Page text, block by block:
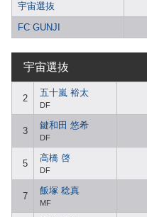
宇宙選抜
FC GUNJI
宇宙選抜
2
五十嵐 裕太
DF
3
鍵和田 悠希
DF
5
高橋 啓
DF
7
飯塚 稔真
MF